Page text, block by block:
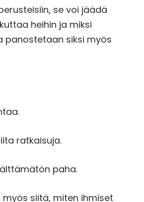
se voi jäädä
heihin ja miksi
panostetaan siksi myös
ratkaisuja.
paha.
siitä, miten ihmiset